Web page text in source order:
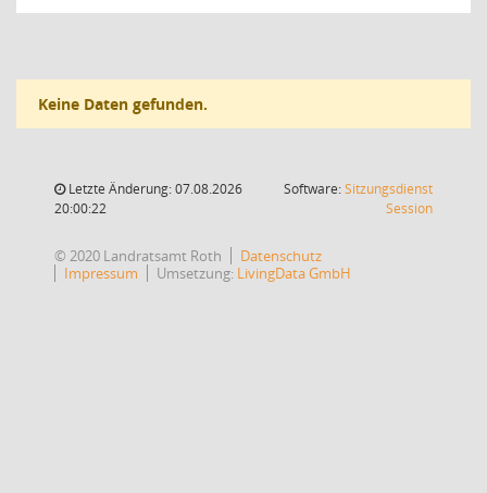
Keine Daten gefunden.
Letzte Änderung: 07.08.2026
20:00:22
Software:Sitzungsdienst
Session(Wird in
© 2020 Landratsamt Roth
Datenschutz
Impressum
Umsetzung: LivingData GmbH